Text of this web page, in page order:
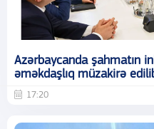
Azərbaycanda şahmatın
əməkdaşlıq müzakirə
17:20